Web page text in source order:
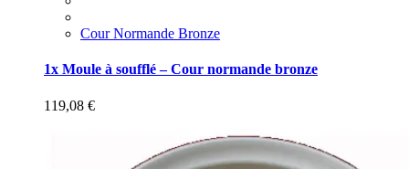
Cour Normande Bronze
1x Moule à soufflé – Cour normande bronze
119,08 €